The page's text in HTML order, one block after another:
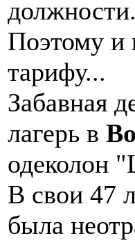
должности.
Поэтому и
тарифу...
Забавная
лагерь в
одеколон
В свои 47
была